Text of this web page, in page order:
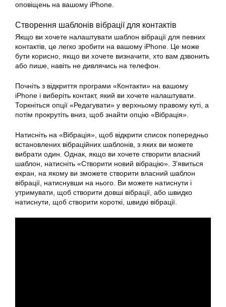
оповіщень на вашому iPhone.
Створення шаблонів вібрації для контактів
Якщо ви хочете налаштувати шаблон вібрації для певних
контактів, це легко зробити на вашому iPhone. Це може
бути корисно, якщо ви хочете визначити, хто вам дзвонить
або пише, навіть не дивлячись на телефон.
Почніть з відкриття програми «Контакти» на вашому
iPhone і виберіть контакт, який ви хочете налаштувати.
Торкніться опції «Редагувати» у верхньому правому куті, а
потім прокрутіть вниз, щоб знайти опцію «Вібрація».
Натисніть на «Вібрація», щоб відкрити список попередньо
встановлених вібраційних шаблонів, з яких ви можете
вибрати один. Однак, якщо ви хочете створити власний
шаблон, натисніть «Створити новий вібрацію». З’явиться
екран, на якому ви зможете створити власний шаблон
вібрації, натиснувши на нього. Ви можете натиснути і
утримувати, щоб створити довші вібрації, або швидко
натиснути, щоб створити короткі, швидкі вібрації.